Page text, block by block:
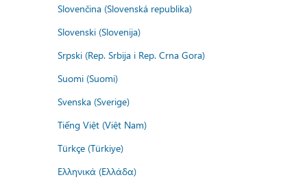
Slovenčina (Slovenská republika)
Slovenski (Slovenija)
Srpski (Rep. Srbija i Rep. Crna Gora)
Suomi (Suomi)
Svenska (Sverige)
Tiếng Việt (Việt Nam)
Türkçe (Türkiye)
Ελληνικά (Ελλάδα)